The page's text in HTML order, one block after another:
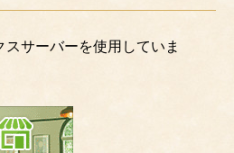
サーバーを使用していま